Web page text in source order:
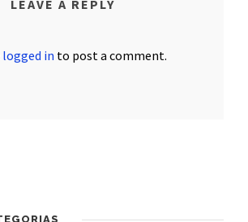
LEAVE A REPLY
logged in to post a comment.